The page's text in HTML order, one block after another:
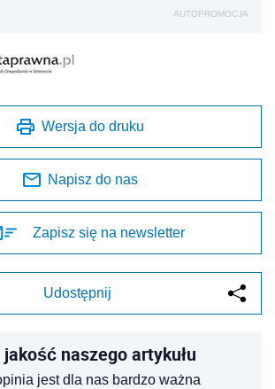
AUTOPROMOCJA
Wersja do druku
Napisz do nas
Zapisz się na newsletter
Udostępnij
naszego artykułu
jest dla nas bardzo ważna